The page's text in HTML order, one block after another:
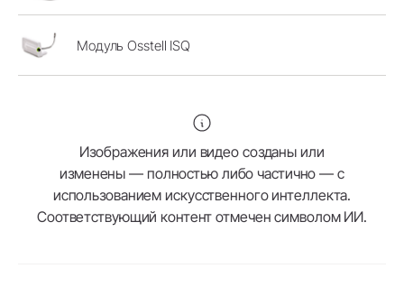
Модуль Osstell ISQ
Изображения или видео созданы или
изменены — полностью либо частично — с
использованием искусственного интеллекта.
Соответствующий контент отмечен символом ИИ.